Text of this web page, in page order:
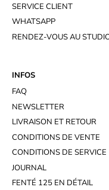
SERVICE CLIENT
WHATSAPP
RENDEZ-VOUS AU
INFOS
FAQ
NEWSLETTER
LIVRAISON ET RETOUR
CONDITIONS DE VENTE
CONDITIONS DE SERVICE
JOURNAL
FENTÉ 125 EN DÉTAIL